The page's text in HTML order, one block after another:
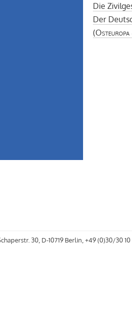
Die
Der
(Osteuropa
30, D-10719 Berlin, +49 (0)30/30